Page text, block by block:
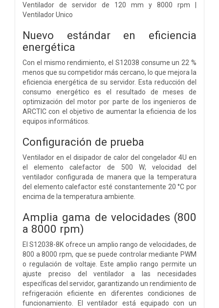
Ventilador de servidor de 120 mm y 8000 rpm |
Ventilador Unico
Nuevo estándar en eficiencia
energética
Con el mismo rendimiento, el S12038 consume un 22 %
menos que su competidor más cercano, lo que mejora la
eficiencia energética de su servidor. Esta reducción del
consumo energético es el resultado de meses de
optimización del motor por parte de los ingenieros de
ARCTIC con el objetivo de aumentar la eficiencia de los
equipos informáticos.
Configuración de prueba
Ventilador en el disipador de calor del congelador 4U en
el elemento calefactor de 500 W; velocidad del
ventilador configurada de manera que la temperatura
del elemento calefactor esté constantemente 20 °C por
encima de la temperatura ambiente.
Amplia gama de velocidades (800
a 8000 rpm)
El S12038-8K ofrece un amplio rango de velocidades, de
800 a 8000 rpm, que se puede controlar mediante PWM
o regulación de voltaje. Este amplio rango permite un
ajuste preciso del ventilador a las necesidades
específicas del servidor, garantizando un rendimiento de
refrigeración eficiente en diferentes condiciones de
funcionamiento. El ventilador está equipado con un